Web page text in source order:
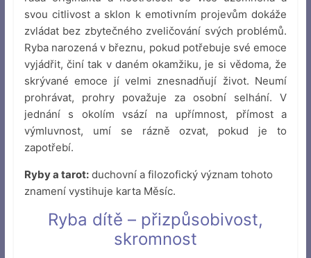
svou citlivost a sklon k emotivním projevům dokáže
zvládat bez zbytečného zveličování svých problémů.
Ryba narozená v březnu, pokud potřebuje své emoce
vyjádřit, činí tak v daném okamžiku, je si vědoma, že
skrývané emoce jí velmi znesnadňují život. Neumí
prohrávat, prohry považuje za osobní selhání. V
jednání s okolím vsází na upřímnost, přímost a
výmluvnost, umí se rázně ozvat, pokud je to
zapotřebí.
Ryby a tarot:duchovní a filozofický význam tohoto
znamení vystihuje karta Měsíc.
Ryba dítě – přizpůsobivost,
skromnost